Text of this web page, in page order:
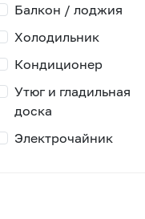
Балкон / лоджия
Холодильник
Кондиционер
Утюг и гладильная
доска
Электрочайник